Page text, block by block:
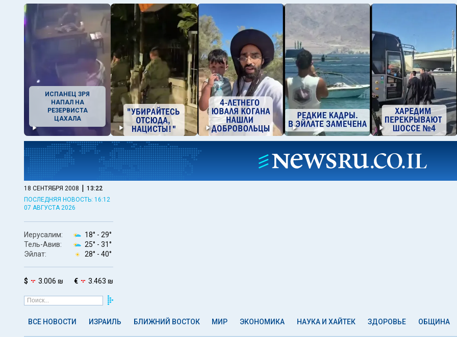
ИСПАНЕЦ ЗРЯ
НАПАЛ НА
РЕЗЕРВИСТА
ЦАХАЛА
18 СЕНТЯБРЯ 2008 | 13:22
ПОСЛЕДНЯЯ НОВОСТЬ: 16:12
07 АВГУСТА 2026
Иерусалим: 18° - 29°
Тель-Авив:
25° - 31°
Эйлат:
28° - 40°
$ 3.006 ₪ € 3.463 ₪
ВСЕ НОВОСТИ ИЗРАИЛЬ БЛИЖНИЙ ВОСТОК МИР ЭКОНОМИКА НАУКА И ХАЙТЕК ЗДОРОВЬЕ ОБЩИНА